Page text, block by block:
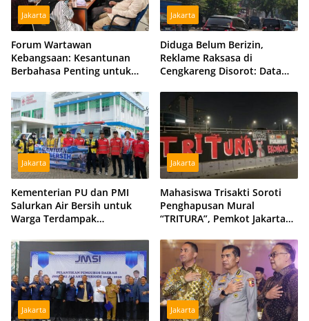
Jakarta
Forum Wartawan
Kebangsaan: Kesantunan
Berbahasa Penting untuk
Jakarta
Diduga Belum Berizin,
Reklame Raksasa di
Cengkareng Disorot: Data
Berbeda
Jakarta
Kementerian PU dan PMI
Salurkan Air Bersih untuk
Warga Terdampak
Tiga Hidran Umum
Disiagakan
Jakarta
Mahasiswa Trisakti Soroti
Penghapusan Mural
“TRITURA”, Pemkot Jakarta
Jakarta Jakarta